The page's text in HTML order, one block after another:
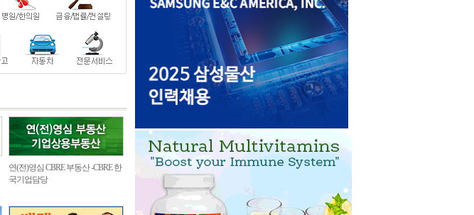
연(전)영심 CBRE 부동산 -CBRE 한
국기업담당